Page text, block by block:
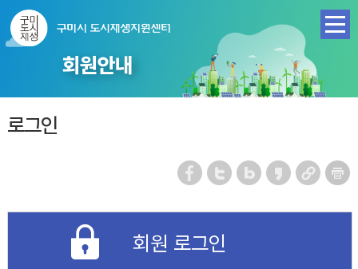
회원안내
로그인
회원 로그인